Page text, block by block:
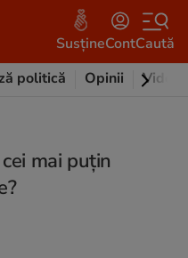
SusțineContCaută
politică Opinii Video
mai puțin